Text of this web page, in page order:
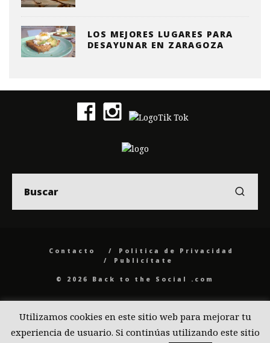
LOS MEJORES LUGARES PARA
DESAYUNAR EN ZARAGOZA
Contacto
Politica de Privacidad
Publicítate
© 2026 Back to the Social .com
Utilizamos cookies en este sitio web para mejorar tu
experiencia de usuario. Si continúas utilizando este sitio